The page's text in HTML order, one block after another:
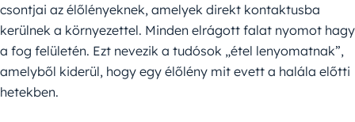
csontjai az élőlényeknek, amelyek direkt kontaktusba
kerülnek a környezettel. Minden elrágott falat nyomot hagy
a fog felületén. Ezt nevezik a tudósok „étel lenyomatnak”,
amelyből kiderül, hogy egy élőlény mit evett a halála előtti
hetekben.